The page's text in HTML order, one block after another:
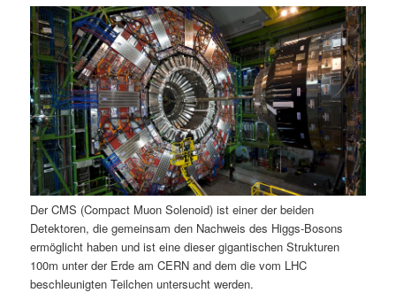
ä
r
e
n
I
n
h
n
d
ä
r
e
n
I
n
a
v
i
g
a
t
i
o
n
Der CMS (Compact Muon Solenoid) ist einer der beiden
Detektoren, die gemeinsam den Nachweis des Higgs-Bosons
ermöglicht haben und ist eine dieser gigantischen Strukturen
100m unter der Erde am CERN and dem die vom LHC
beschleunigten Teilchen untersucht werden.